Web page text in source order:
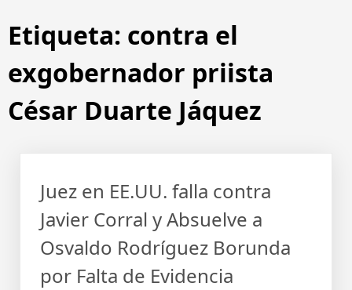
Etiqueta: contra el
exgobernador priista
César Duarte Jáquez
Juez en EE.UU. falla contra
Javier Corral y Absuelve a
Osvaldo Rodríguez Borunda
por Falta de Evidencia